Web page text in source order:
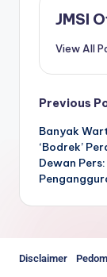
JMSI
View All
Previous
Banyak
‘Bodrek’
Dewan
Disclaimer